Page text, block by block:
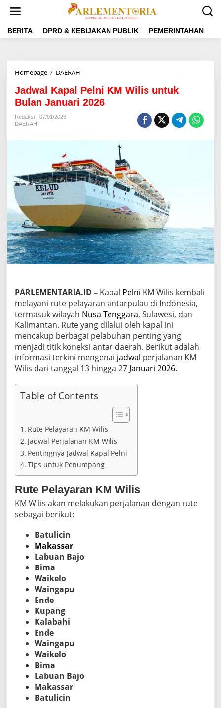
t
BERITA DPRD & KEBIJAKAN PUBLIK PEMERINTAHAN
Homepage / DAERAH
d
w
a
l
P
e
i
K
M
W
i
l
i
t
u
k
u
l
a
n
J
a
n
a
2
2
6
Jadwal Kapal Pelni KM Wilis untuk
Bulan Januari 2026
Redaksi
07/01/2026
DAERAH
PARLEMENTARIA.ID – Kapal Pelni KM Wilis kembali
melayani rute pelayaran antarpulau di Indonesia,
termasuk wilayah Nusa Tenggara, Sulawesi, dan
Kalimantan. Rute yang dilalui oleh kapal ini
mencakup berbagai pelabuhan penting yang
menjadi titik koneksi antar daerah. Berikut adalah
informasi terkini mengenai jadwal perjalanan KM
Wilis dari tanggal 13 hingga 27 Januari 2026.
Table of Contents
Rute Pelayaran KM Wilis
Jadwal Perjalanan KM Wilis
Pentingnya Jadwal Kapal Pelni
Tips untuk Penumpang
Rute Pelayaran KM Wilis
KM Wilis akan melakukan perjalanan dengan rute
sebagai berikut:
Batulicin
Makassar
Labuan Bajo
Bima
Waikelo
Waingapu
Ende
Kupang
Kalabahi
Ende
Waingapu
Waikelo
Bima
Labuan Bajo
Makassar
Batulicin